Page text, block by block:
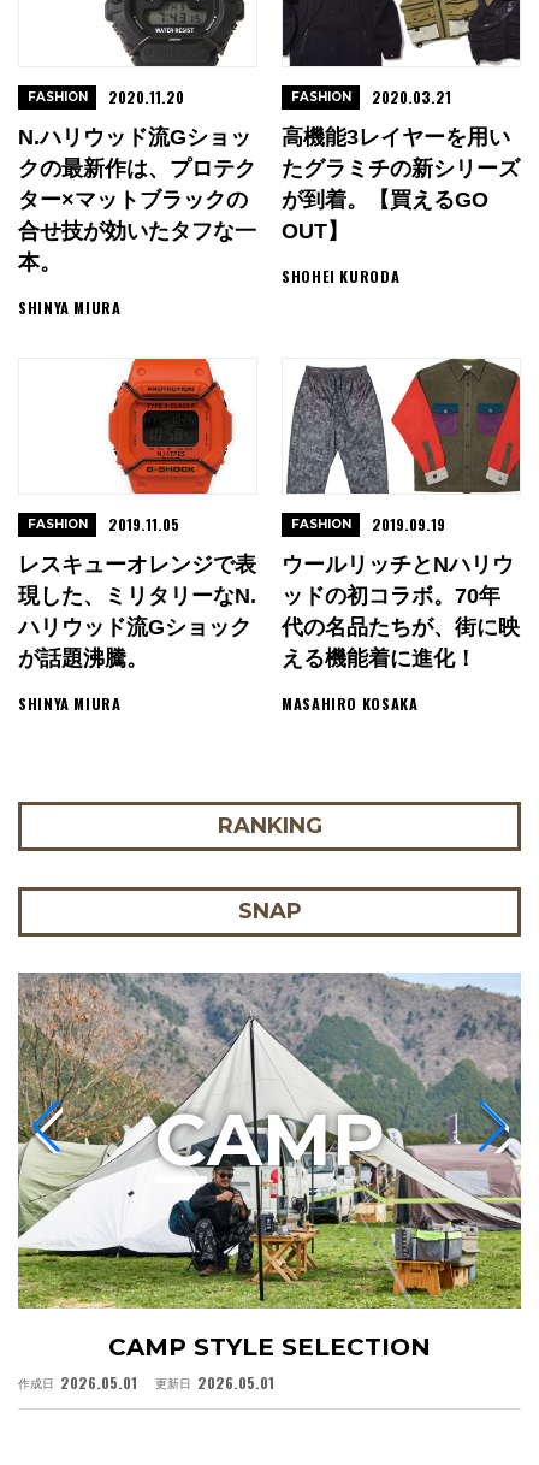
N.ハリウッド流Gショッ
クの最新作は、プロテク
ター×マットブラックの
合せ技が効いたタフな一
本。
SHINYA MIURA
FASHION 2020.11.20
高機能3レイヤーを用い
たグラミチの新シリーズ
が到着。【買えるGO
OUT】
SHOHEI KURODA
FASHION 2020.03.21
レスキューオレンジで表
現した、ミリタリーなN.
ハリウッド流Gショック
が話題沸騰。
SHINYA MIURA
FASHION 2019.11.05
ウールリッチとNハリウ
ッドの初コラボ。70年
代の名品たちが、街に映
える機能着に進化！
MASAHIRO KOSAKA
FASHION 2019.09.19
RANKING
SNAP
CAMP STYLE SELECTION
作成日 2026.05.01 更新日 2026.05.01
CAMP